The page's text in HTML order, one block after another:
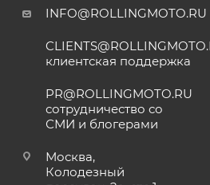
INFO@ROLLINGMOTO.RU
клиентская поддержка
PR@ROLLINGMOTO.RU
сотрудничество со
СМИ и блогерами
Москва,
Колодезный